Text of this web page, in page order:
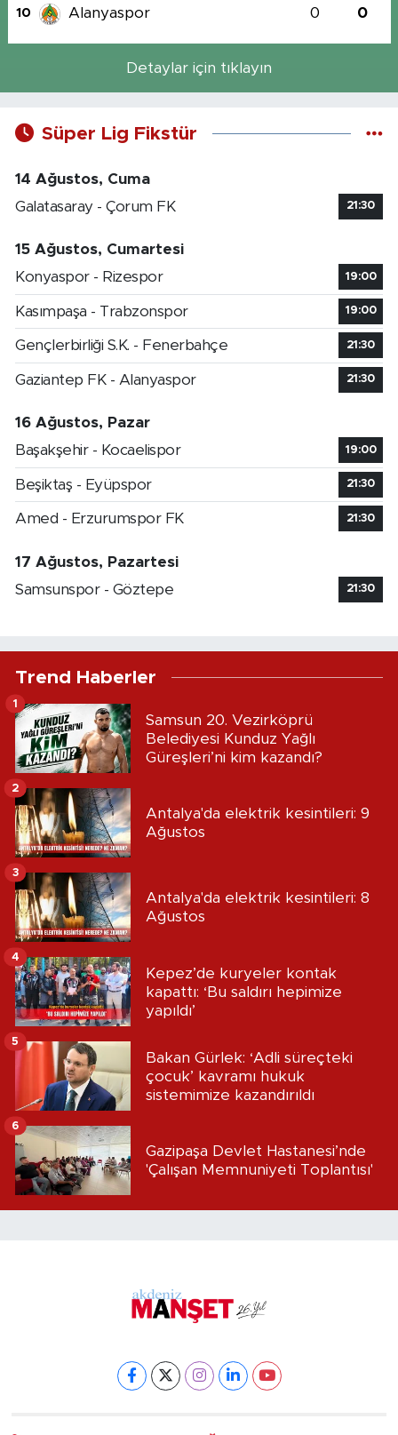
10 Alanyaspor 0 0
Detaylar için tıklayın
Süper Lig Fikstür
14 Ağustos, Cuma
Galatasaray - Çorum FK
21:30
15 Ağustos, Cumartesi
Konyaspor - Rizespor
19:00
Kasımpaşa - Trabzonspor 19:00
Gençlerbirliği S.K. - Fenerbahçe 21:30
Gaziantep FK - Alanyaspor 21:30
16 Ağustos, Pazar
Başakşehir - Kocaelispor
19:00
Beşiktaş - Eyüpspor 21:30
Amed - Erzurumspor FK 21:30
17 Ağustos, Pazartesi
Samsunspor - Göztepe
21:30
Trend Haberler
Samsun 20. Vezirköprü
Belediyesi Kunduz Yağlı
Güreşleri’ni kim kazandı?
1
Antalya'da elektrik kesintileri: 9
Ağustos
2
Antalya'da elektrik kesintileri: 8
Ağustos
3
Kepez’de kuryeler kontak
kapattı: ‘Bu saldırı hepimize
yapıldı’
4
Bakan Gürlek: ‘Adli süreçteki
çocuk’ kavramı hukuk
sistemimize kazandırıldı
5
Gazipaşa Devlet Hastanesi’nde
'Çalışan Memnuniyeti Toplantısı'
6